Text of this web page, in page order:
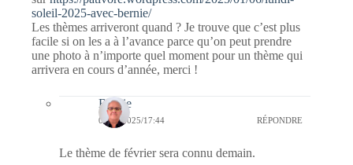
soleil-2025-avec-bernie/
Les thèmes arriveront quand ? Je trouve que c’est plus
facile si on les a à l’avance parce qu’on peut prendre
une photo à n’importe quel moment pour un thème qui
arrivera en cours d’année, merci !
Bernie
07/01/2025/17:44 RÉPONDRE
Le thème de février sera connu demain.